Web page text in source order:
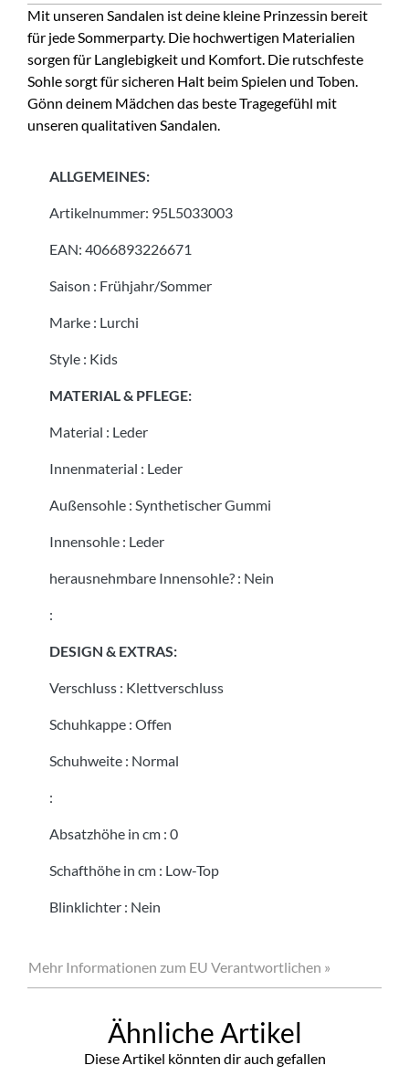
Mit unseren Sandalen ist deine kleine Prinzessin bereit
für jede Sommerparty. Die hochwertigen Materialien
sorgen für Langlebigkeit und Komfort. Die rutschfeste
Sohle sorgt für sicheren Halt beim Spielen und Toben.
Gönn deinem Mädchen das beste Tragegefühl mit
unseren qualitativen Sandalen.
ALLGEMEINES:
Artikelnummer: 95L5033003
EAN: 4066893226671
Saison : Frühjahr/Sommer
Marke : Lurchi
Style : Kids
MATERIAL & PFLEGE:
Material : Leder
Innenmaterial : Leder
Außensohle : Synthetischer Gummi
Innensohle : Leder
herausnehmbare Innensohle? : Nein
:
DESIGN & EXTRAS:
Verschluss : Klettverschluss
Schuhkappe : Offen
Schuhweite : Normal
:
Absatzhöhe in cm : 0
Schafthöhe in cm : Low-Top
Blinklichter : Nein
Mehr Informationen zum EU Verantwortlichen »
Ähnliche Artikel
Diese Artikel könnten dir auch gefallen